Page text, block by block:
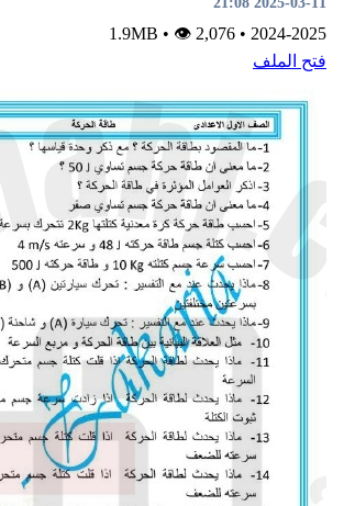
2024-
•
1.9MB
• 👁 2,076
الملف